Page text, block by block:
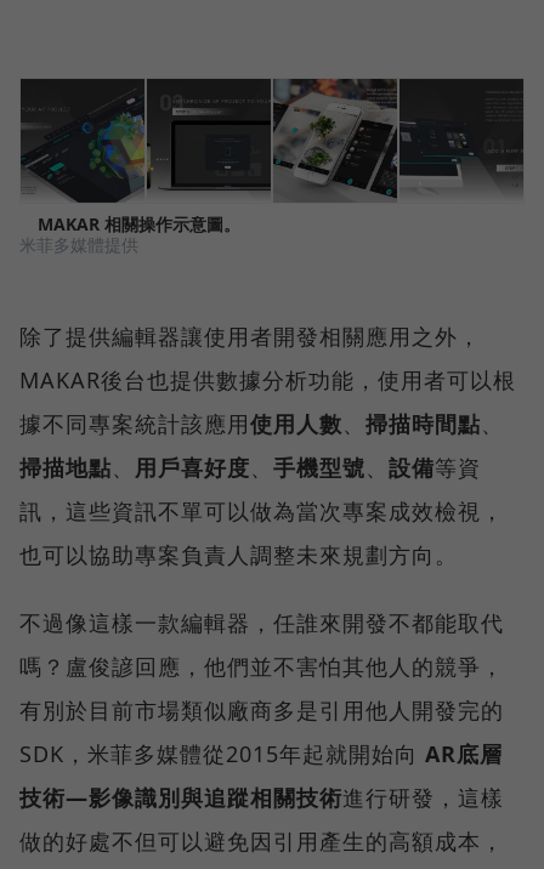
MAKAR 相關操作示意圖。
米菲多媒體提供
除了提供編輯器讓使用者開發相關應用之外，
MAKAR後台也提供數據分析功能，使用者可以根
據不同專案統計該應用使用人數、 掃描時間點、
掃描地點、 用戶喜好度、 手機型號、 設備等資
訊，這些資訊不單可以做為當次專案成效檢視，
也可以協助專案負責人調整未來規劃方向。
不過像這樣一款編輯器，任誰來開發不都能取代
嗎？盧俊諺回應，他們並不害怕其他人的競爭，
有別於目前市場類似廠商多是引用他人開發完的
SDK，米菲多媒體從2015年起就開始向 AR底層
技術—影像識別與追蹤相關技術進行研發，這樣
做的好處不但可以避免因引用產生的高額成本，